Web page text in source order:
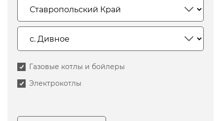
Газовые котлы и бойлеры
Электрокотлы